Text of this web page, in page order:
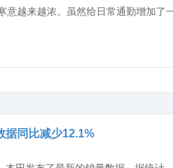
据同比减少12.1%